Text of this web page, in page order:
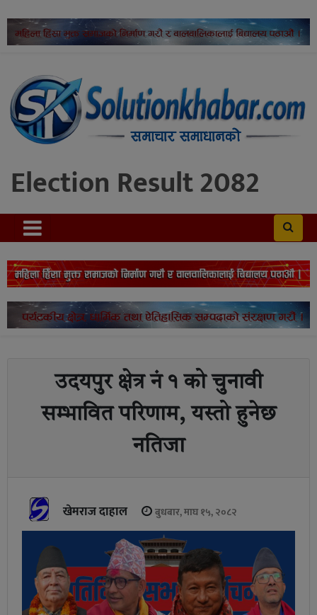
Election Result 2082
उदयपुर क्षेत्र नं १ को चुनावी
सम्भावित परिणाम, यस्तो हुनेछ
नतिजा
खेमराज दाहाल बुधबार, माघ १५, २०८२